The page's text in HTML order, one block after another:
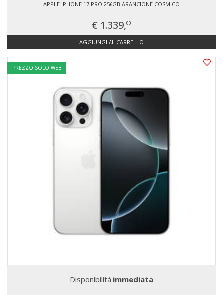
APPLE IPHONE 17 PRO 256GB ARANCIONE COSMICO
€ 1.339,00
AGGIUNGI AL CARRELLO
PREZZO SOLO WEB
Disponibilità immediata